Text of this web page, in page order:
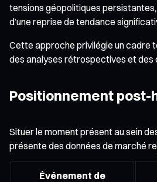
tensions géopolitiques persistantes,
d’une reprise de tendance
Cette approche privilégie un cadre
des analyses rétrospectives et des
Positionnement
Situer le moment présent au sein
présente des données de marché
Événement de